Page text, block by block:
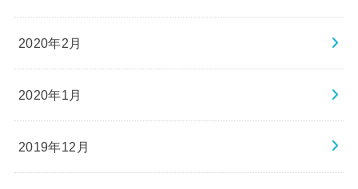
2020年2月
2020年1月
2019年12月